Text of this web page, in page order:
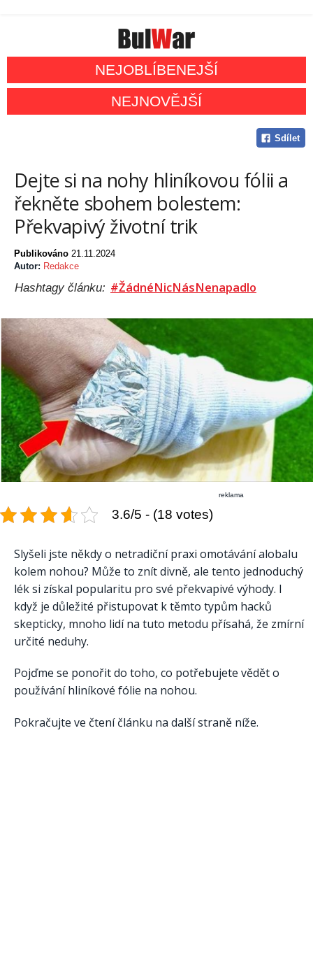
NEJOBLÍBENEJŠÍ
NEJNOVĚJŠÍ
Sdílet
Dejte si na nohy hliníkovou fólii a
řekněte sbohem bolestem:
Překvapivý životní trik
Publikováno 21.11.2024
Autor: Redakce
Hashtagy článku: #ŽádnéNicNásNenapadlo
reklama
3.6/5 - (18 votes)
Slyšeli jste někdy o netradiční praxi omotávání alobalu
kolem nohou? Může to znít divně, ale tento jednoduchý
lék si získal popularitu pro své překvapivé výhody. I
když je důležité přistupovat k těmto typům hacků
skepticky, mnoho lidí na tuto metodu přísahá, že zmírní
určité neduhy.
Pojďme se ponořit do toho, co potřebujete vědět o
používání hliníkové fólie na nohou.
Pokračujte ve čtení článku na další straně níže.